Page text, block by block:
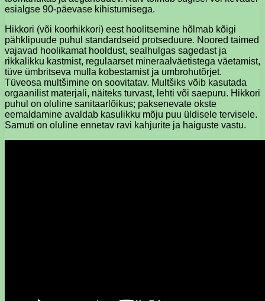
esialgse 90-päevase kihistumisega.
Hikkori (või koorhikkori) eest hoolitsemine hõlmab kõigi
pähklipuude puhul standardseid protseduure. Noored taimed
vajavad hoolikamat hooldust, sealhulgas sagedast ja
rikkalikku kastmist, regulaarset mineraalväetistega väetamist,
tüve ümbritseva mulla kobestamist ja umbrohutõrjet.
Tüveosa multšimine on soovitatav. Multšiks võib kasutada
orgaanilist materjali, näiteks turvast, lehti või saepuru. Hikkori
puhul on oluline sanitaarlõikus; paksenevate okste
eemaldamine avaldab kasulikku mõju puu üldisele tervisele.
Samuti on oluline ennetav ravi kahjurite ja haiguste vastu.